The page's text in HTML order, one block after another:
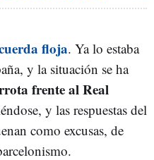
floja. Ya lo estaba
y la situación se ha
frente al Real
y las respuestas del
como excusas, de